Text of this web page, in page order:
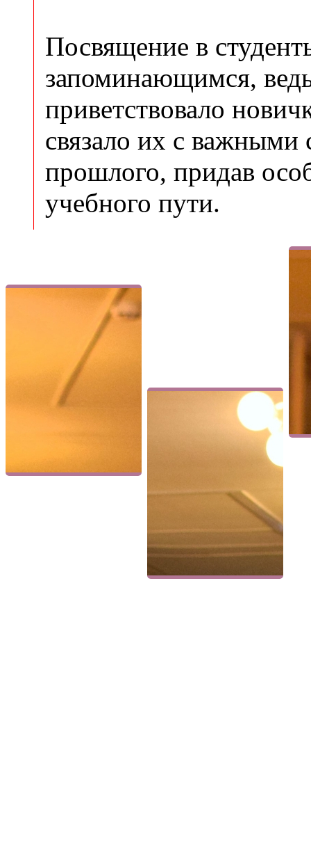
Посвящение в
запоминающимся,
приветствовало
связало их с важными
прошлого, придав
учебного пути.